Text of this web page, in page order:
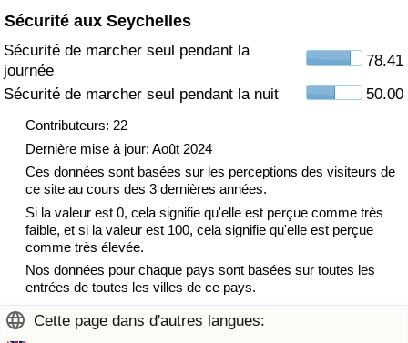
Sécurité aux Seychelles
Sécurité de marcher seul pendant la
journée
78.41
Sécurité de marcher seul pendant la nuit
50.00
Contributeurs: 22
Dernière mise à jour: Août 2024
Ces données sont basées sur les perceptions des visiteurs de
ce site au cours des 3 dernières années.
Si la valeur est 0, cela signifie qu'elle est perçue comme très
faible, et si la valeur est 100, cela signifie qu'elle est perçue
comme très élevée.
Nos données pour chaque pays sont basées sur toutes les
entrées de toutes les villes de ce pays.
Cette page dans d'autres langues:
Indice de Trafic (Actuel)
Indice de Trafic par Pays